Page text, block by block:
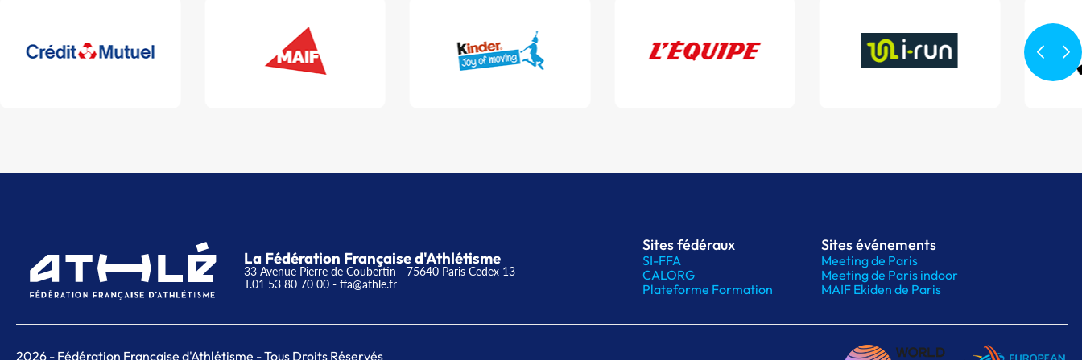
La Fédération Française d'Athlétisme
33 Avenue Pierre de Coubertin - 75640 Paris Cedex 13
T.01 53 80 70 00 - ffa@athle.fr
Sites fédéraux
SI-FFA
CALORG
Plateforme Formation
Sites événements
Meeting de Paris
Meeting de Paris indoor
MAIF Ekiden de Paris
2026 - Fédération Française d'Athlétisme - Tous Droits Réservés